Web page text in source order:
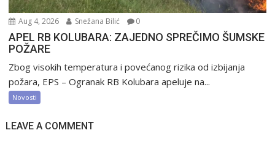
Aug 4, 2026 Snežana Bilić 0
APEL RB KOLUBARA: ZAJEDNO SPREČIMO ŠUMSKE
POŽARE
Zbog visokih temperatura i povećanog rizika od izbijanja
požara, EPS – Ogranak RB Kolubara apeluje na...
Novosti
LEAVE A COMMENT